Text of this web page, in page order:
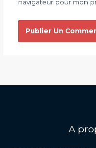
navigateur pour mon
A